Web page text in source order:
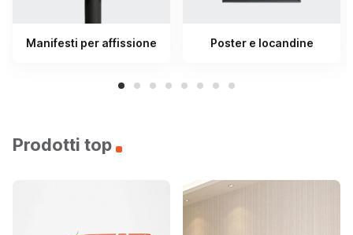
Manifesti per affissione Poster e locandine
Prodotti top